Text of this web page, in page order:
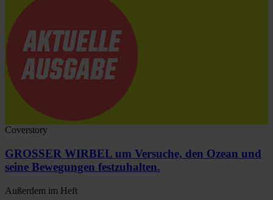
Coverstory
GROSSER WIRBEL um Versuche, den Ozean und
seine Bewegungen festzuhalten.
Außerdem im Heft